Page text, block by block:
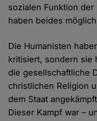
sozialen Funktion
haben beides
Die Humanisten
kritisiert, sondern sie
die gesellschaftliche
christlichen Religion
dem Staat
Dieser Kampf war –